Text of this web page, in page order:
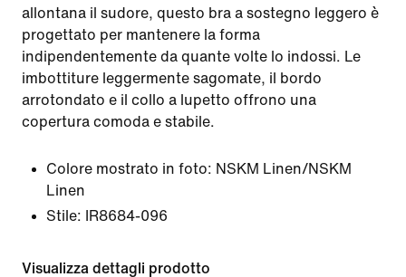
allontana il sudore, questo bra a sostegno leggero è
progettato per mantenere la forma
indipendentemente da quante volte lo indossi. Le
imbottiture leggermente sagomate, il bordo
arrotondato e il collo a lupetto offrono una
copertura comoda e stabile.
Colore mostrato in foto: NSKM Linen/NSKM
Linen
Stile:
IR8684-096
Visualizza dettagli prodotto